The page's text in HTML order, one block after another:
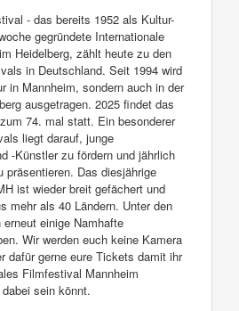
- das bereits 1952 als Kultur-
gegründete Internationale
Heidelberg, zählt heute zu den
in Deutschland. Seit 1994 wird
in Mannheim, sondern auch in der
ausgetragen. 2025 findet das
74. mal statt. Ein besonderer
liegt darauf, junge
-Künstler zu fördern und jährlich
präsentieren. Das diesjährige
ist wieder breit gefächert und
mehr als 40 Ländern. Unter den
einige Namhafte
Wir werden euch keine Kamera
dafür gerne eure Tickets damit ihr
Filmfestival Mannheim
sein könnt.